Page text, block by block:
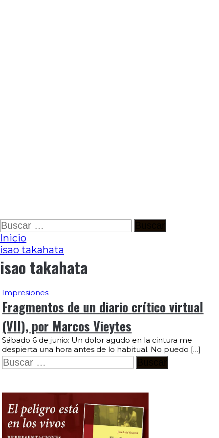
Ir
al
contenido
Buscar:
Inicio
isao takahata
isao takahata
Impresiones
Fragmentos de un diario crítico virtual
(VII), por Marcos Vieytes
Sábado 6 de junio: Un dolor agudo en la cintura me
despierta una hora antes de lo habitual. No puedo […]
Buscar: